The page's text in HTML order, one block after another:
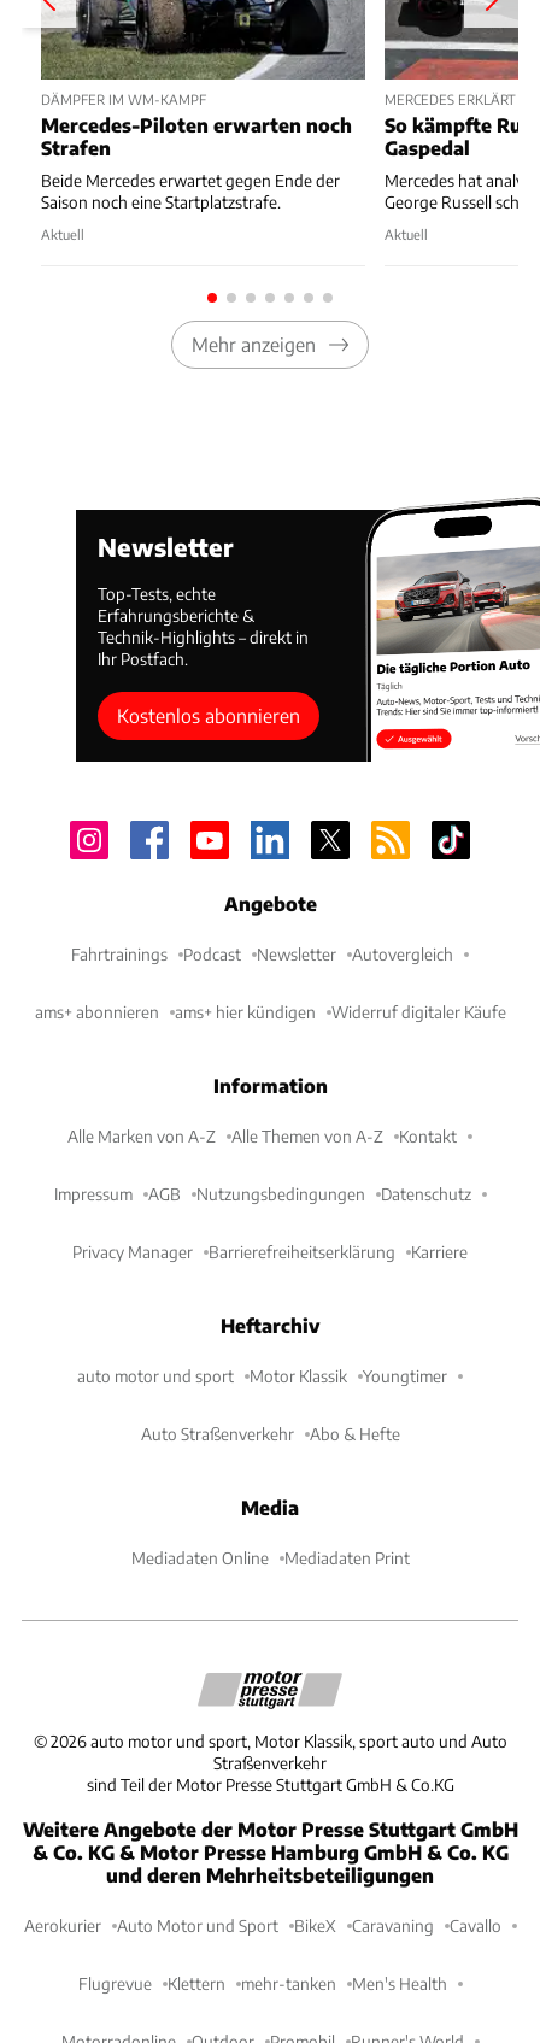
DÄMPFER IM WM-KAMPF
Mercedes-Piloten erwarten noch
Strafen
Beide Mercedes erwartet gegen Ende der
Saison noch eine Startplatzstrafe.
Aktuell
MERCEDES ERKLÄRT
So kämpfte
Gaspedal
Mercedes hat
George Russell
Aktuell
Mehr anzeigen
Newsletter
Top-Tests, echte
Erfahrungsberichte &
Technik-Highlights – direkt in
Ihr Postfach.
Kostenlos abonnieren
Angebote
Fahrtrainings Podcast Newsletter Autovergleich
ams+ abonnieren ams+ hier kündigen Widerruf digitaler Käufe
Information
Alle Marken von A-Z Alle Themen von A-Z Kontakt
Impressum AGB Nutzungsbedingungen Datenschutz
Privacy Manager Barrierefreiheitserklärung Karriere
Heftarchiv
auto motor und sport Motor Klassik Youngtimer
Auto Straßenverkehr Abo & Hefte
Media
Mediadaten Online Mediadaten Print
©2026 auto motor und sport, Motor Klassik, sport auto und Auto
Straßenverkehr
sind Teil der Motor Presse Stuttgart GmbH & Co.KG
Weitere Angebote der Motor Presse Stuttgart GmbH
& Co. KG & Motor Presse Hamburg GmbH & Co. KG
und deren Mehrheitsbeteiligungen
Aerokurier Auto Motor und Sport BikeX Caravaning Cavallo
Flugrevue Klettern mehr-tanken Men's Health